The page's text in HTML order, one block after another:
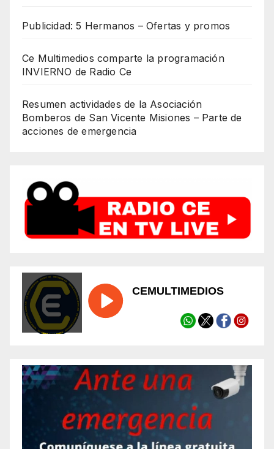
Publicidad: 5 Hermanos – Ofertas y promos
Ce Multimedios comparte la programación
INVIERNO de Radio Ce
Resumen actividades de la Asociación
Bomberos de San Vicente Misiones – Parte de
acciones de emergencia